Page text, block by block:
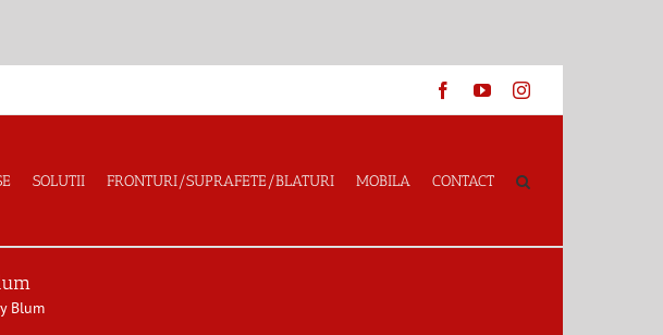
FacebookYouTubeInstagram
SOLUTII FRONTURI/SUPRAFETE/BLATURI MOBILA CONTACT
Blum